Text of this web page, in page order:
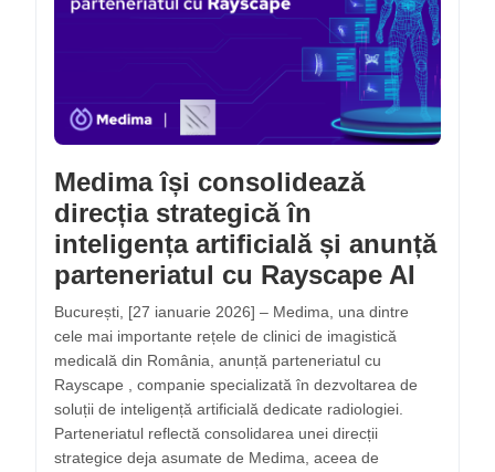
Medima își consolidează
direcția strategică în
inteligența artificială și anunță
parteneriatul cu Rayscape AI
București, [27 ianuarie 2026] – Medima, una dintre
cele mai importante rețele de clinici de imagistică
medicală din România, anunță parteneriatul cu
Rayscape , companie specializată în dezvoltarea de
soluții de inteligență artificială dedicate radiologiei.
Parteneriatul reflectă consolidarea unei direcții
strategice deja asumate de Medima, aceea de